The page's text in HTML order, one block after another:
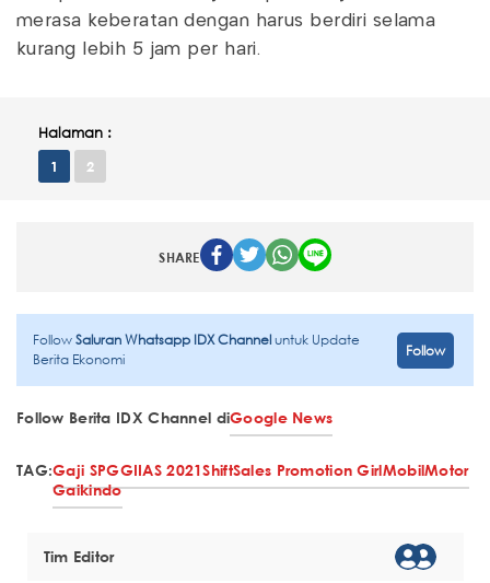
merasa keberatan dengan harus berdiri selama
kurang lebih 5 jam per hari.
Halaman :
1 2
SHARE
FollowSaluran Whatsapp IDX Channeluntuk Update
Berita Ekonomi
Follow
Follow Berita IDX Channel diGoogle News
TAG:Gaji SPGGIIAS 2021ShiftSales Promotion GirlMobilMotor
Gaikindo
Tim Editor